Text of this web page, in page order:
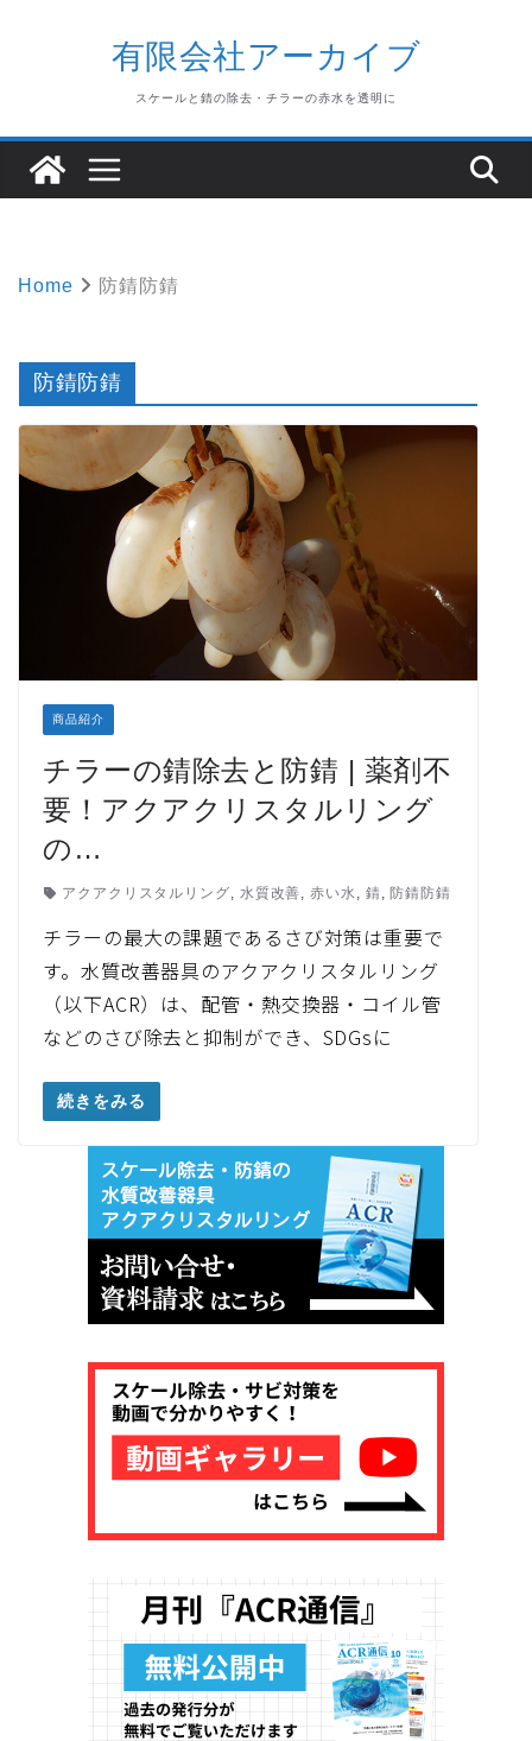
有限会社アーカイブ
スケールと錆の除去・チラーの赤水を透明に
Home 防錆防錆
防錆防錆
商品紹介
チラーの錆除去と防錆 | 薬剤不
要！アクアクリスタルリング
の…
アクアクリスタルリング 水質改善 ,赤い水 錆 ,防錆防錆
チラーの最大の課題であるさび対策は重要で
す。水質改善器具のアクアクリスタルリング
（以下ACR）は、配管・熱交換器・コイル管
などのさび除去と抑制ができ、SDGsに
続きをみる